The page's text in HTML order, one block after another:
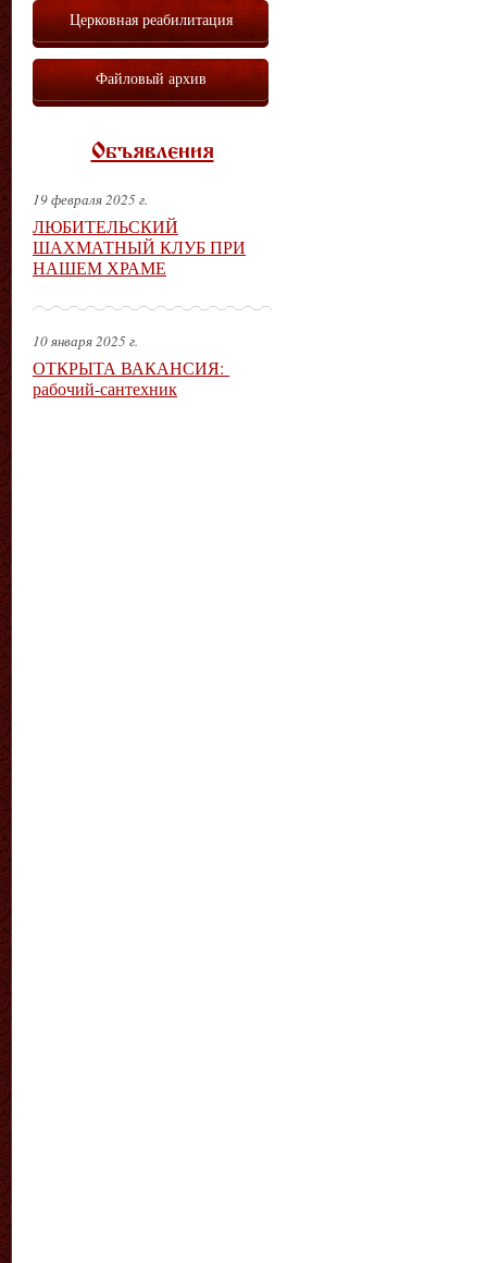
Церковная реабилитация
Файловый архив
Объявления
19 февраля 2025 г.
ЛЮБИТЕЛЬСКИЙ
ШАХМАТНЫЙ КЛУБ ПРИ
НАШЕМ ХРАМЕ
10 января 2025 г.
ОТКРЫТА ВАКАНСИЯ:
рабочий-сантехник